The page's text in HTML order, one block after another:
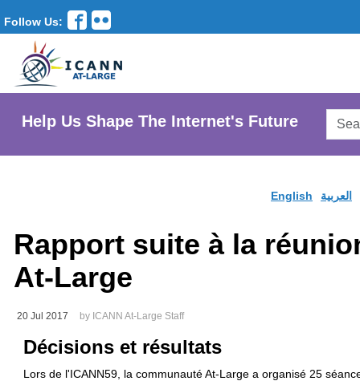
Follow Us:
Help Us Shape The Internet's Future
English العربية
Rapport suite à la
At-Large
20 Jul 2017 by ICANN At-Large Staff
Décisions et résultats
Lors de l'ICANN59, la communauté At-Large a organisé 25